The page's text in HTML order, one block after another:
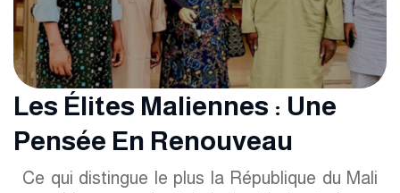
Les Élites Maliennes : Une
Pensée En Renouveau
Ce qui distingue le plus la République du Mali